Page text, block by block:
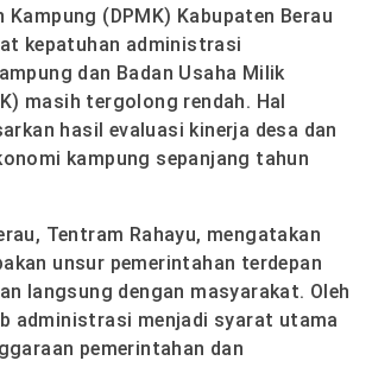
(DPMK) Kabupaten Berau
kepatuhan administrasi
dan Badan Usaha Milik
masih tergolong rendah. Hal
hasil evaluasi kinerja desa dan
kampung sepanjang tahun
Tentram Rahayu, mengatakan
unsur pemerintahan terdepan
langsung dengan masyarakat. Oleh
administrasi menjadi syarat utama
pemerintahan dan